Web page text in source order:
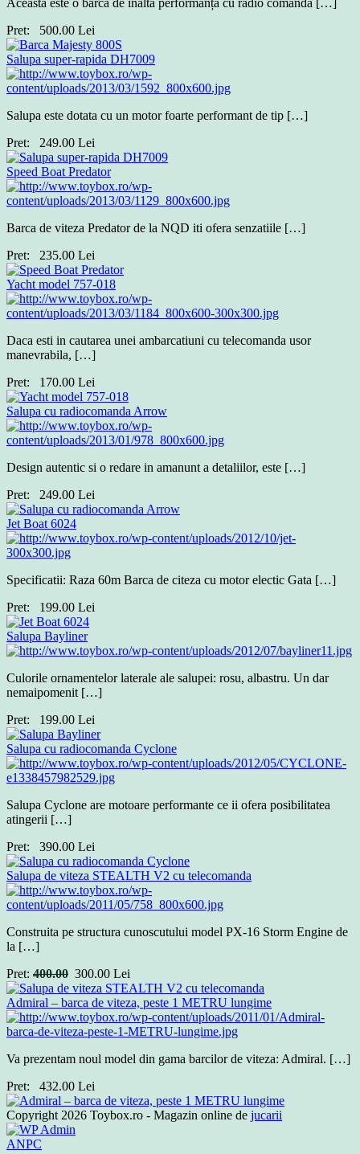
Pret:
500.00 Lei
Salupa super-rapida DH7009
Salupa este dotata cu un motor foarte performant de tip […]
Pret:
249.00 Lei
Speed Boat Predator
Barca de viteza Predator de la NQD iti ofera senzatiile […]
Pret:
235.00 Lei
Yacht model 757-018
Daca esti in cautarea unei ambarcatiuni cu telecomanda usor
manevrabila, […]
Pret:
170.00 Lei
Salupa cu radiocomanda Arrow
Design autentic si o redare in amanunt a detaliilor, este […]
Pret:
249.00 Lei
Jet Boat 6024
Specificatii: Raza 60m Barca de citeza cu motor electic Gata […]
Pret:
199.00 Lei
Salupa Bayliner
Culorile ornamentelor laterale ale salupei: rosu, albastru. Un dar
nemaipomenit […]
Pret:
199.00 Lei
Salupa cu radiocomanda Cyclone
Salupa Cyclone are motoare performante ce ii ofera posibilitatea
atingerii […]
Pret:
390.00 Lei
Salupa de viteza STEALTH V2 cu telecomanda
Construita pe structura cunoscutului model PX-16 Storm Engine de
la […]
Pret: 400.00 300.00 Lei
Admiral – barca de viteza, peste 1 METRU lungime
Va prezentam noul model din gama barcilor de viteza: Admiral. […]
Pret:
432.00 Lei
Copyright 2026 Toybox.ro - Magazin online de jucarii
ANPC